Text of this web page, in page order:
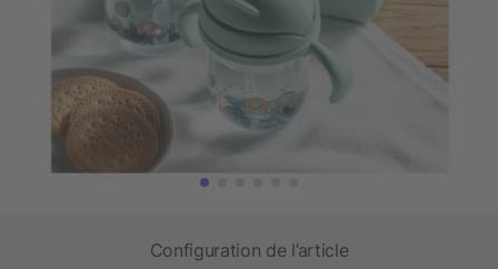
Configuration de l’article